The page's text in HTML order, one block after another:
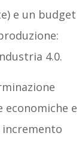
e un budget
4.0.
e
incremento